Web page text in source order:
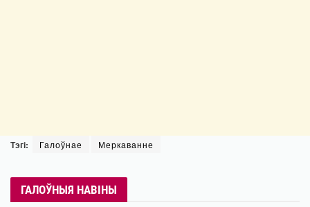
Тэгі: Галоўнае Меркаванне
ГАЛОЎНЫЯ НАВІНЫ